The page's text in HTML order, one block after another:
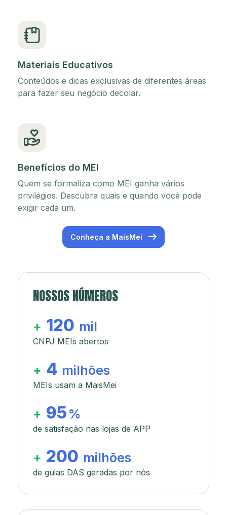
Materiais Educativos
Conteúdos e dicas exclusivas de diferentes áreas
para fazer seu negócio decolar.
Benefícios do MEI
Quem se formaliza como MEI ganha vários
privilégios. Descubra quais e quando você pode
exigir cada um.
Conheça a MaisMei
NOSSOS NÚMEROS
+ 120 mil
CNPJ MEIs abertos
+ 4 milhões
MEIs usam a MaisMei
+ 95 %
de satisfação nas lojas de APP
+ 200 milhões
de guias DAS geradas por nós